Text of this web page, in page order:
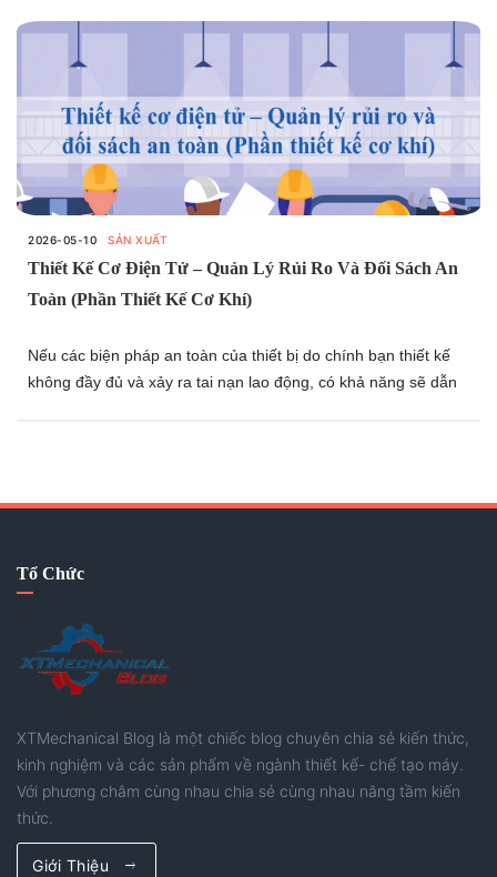
2026-05-10 SẢN XUẤT
Thiết Kế Cơ Điện Tử – Quản Lý Rủi Ro Và Đối Sách An
Toàn (Phần Thiết Kế Cơ Khí)
Nếu các biện pháp an toàn của thiết bị do chính bạn thiết kế
không đầy đủ và xảy ra tai nạn lao động, có khả năng sẽ dẫn
Tổ Chức
XTMechanical Blog là một chiếc blog chuyên chia sẻ kiến thức,
kinh nghiệm và các sản phẩm về ngành thiết kế- chế tạo máy.
Với phương châm cùng nhau chia sẻ cùng nhau nâng tầm kiến
thức.
Giới Thiệu